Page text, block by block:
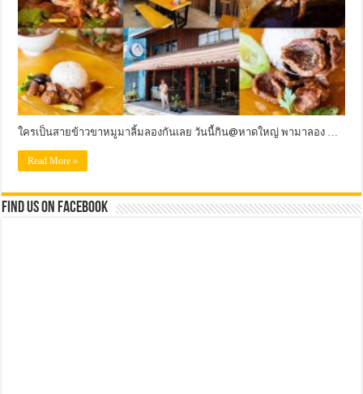
ใครเป็นสายข้าวขาหมูมาลิ้มลองกันเลย วันนี้กิน@หาดใหญ่ พามาลอง …
Read More »
Find us on Facebook